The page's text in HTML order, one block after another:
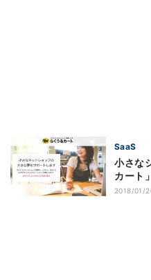
SaaS
小さな
カート
2018/01/